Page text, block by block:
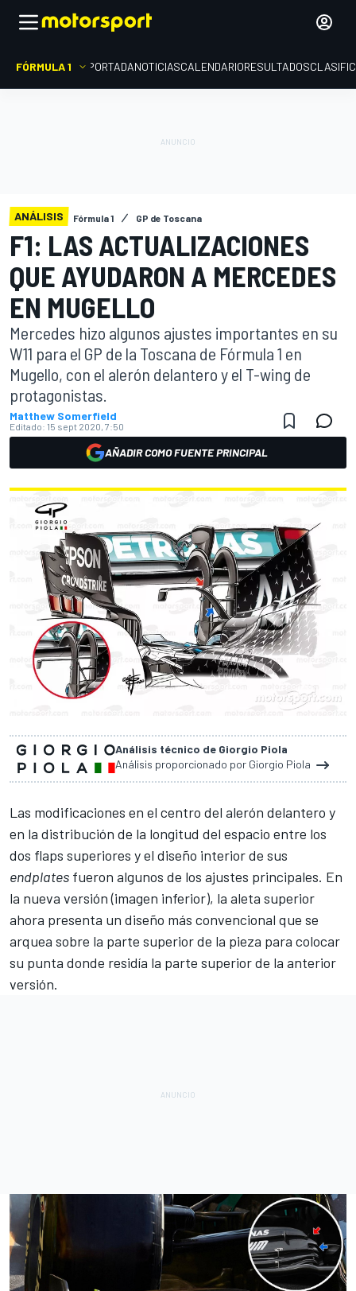
FÓRMULA 1 PORTADANOTICIASCALENDARIORESULTADOS
ANÁLISIS Fórmula 1 GP de Toscana
F1: LAS ACTUALIZACIONES
QUE AYUDARON A MERCEDES
EN MUGELLO
Mercedes hizo algunos ajustes importantes en su
W11 para el GP de la Toscana de Fórmula 1 en
Mugello, con el alerón delantero y el T-wing de
protagonistas.
Matthew Somerfield
Editado: 15 sept 2020, 7:50
AÑADIR COMO FUENTE PRINCIPAL
Análisis técnico de Giorgio Piola
Análisis proporcionado por Giorgio Piola
Las modificaciones en el centro del alerón delantero y
en la distribución de la longitud del espacio entre los
dos flaps superiores y el diseño interior de sus
endplates fueron algunos de los ajustes principales. En
la nueva versión (imagen inferior), la aleta superior
ahora presenta un diseño más convencional que se
arquea sobre la parte superior de la pieza para colocar
su punta donde residía la parte superior de la anterior
versión.